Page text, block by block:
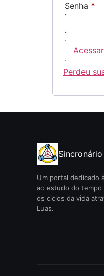
Senha *
Acessar
Perdeu
Um portal dedicado
ao estudo do tempo
os ciclos da vida
Luas.